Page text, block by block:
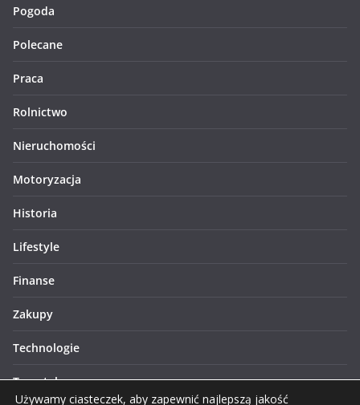
Pogoda
Polecane
Praca
Rolnictwo
Nieruchomości
Motoryzacja
Historia
Lifestyle
Finanse
Zakupy
Technologie
Turystyka
Używamy ciasteczek, aby zapewnić najlepszą jakość